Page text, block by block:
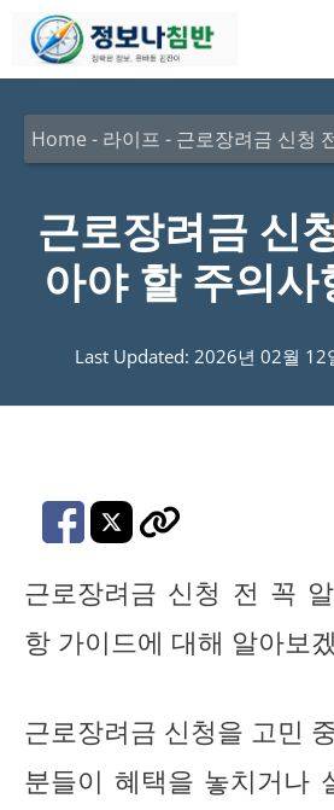
Home - 라이프 - 근로장려금 신청 전 꼭
근로장려금 신
아야 할 주의사
Last Updated: 2026년 02월 12
근로장려금 신청 전 꼭
항 가이드에 대해 알아보
근로장려금 신청을 고민
분들이 혜택을 놓치거나